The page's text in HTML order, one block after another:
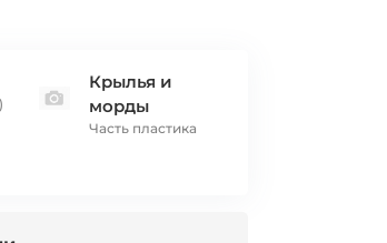
Крылья и
морды
Часть пластика